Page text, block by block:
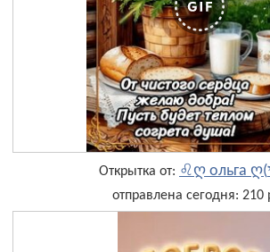
Открытка от:
отправлена сегодня: 210